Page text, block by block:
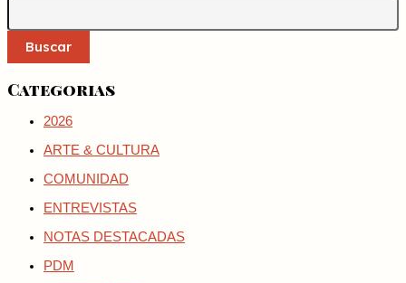
Buscar
Categorias
2026
ARTE & CULTURA
COMUNIDAD
ENTREVISTAS
NOTAS DESTACADAS
PDM